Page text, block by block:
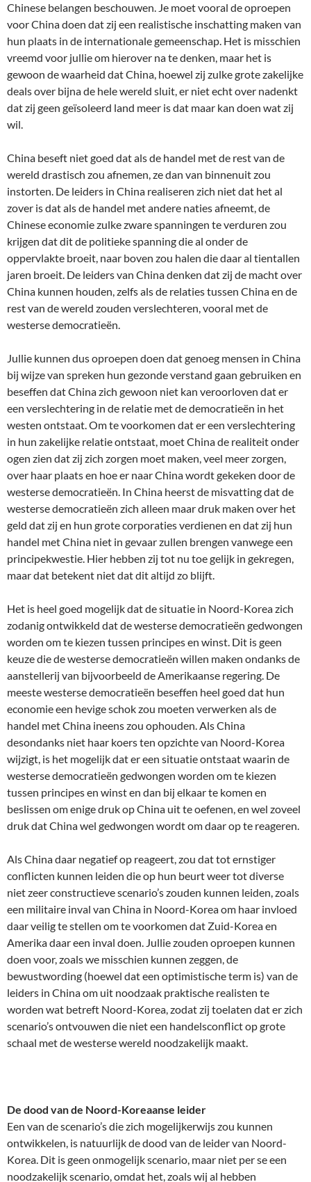
Chinese belangen beschouwen. Je moet vooral de oproepen
voor China doen dat zij een realistische inschatting maken van
hun plaats in de internationale gemeenschap. Het is misschien
vreemd voor jullie om hierover na te denken, maar het is
gewoon de waarheid dat China, hoewel zij zulke grote zakelijke
deals over bijna de hele wereld sluit, er niet echt over nadenkt
dat zij geen geïsoleerd land meer is dat maar kan doen wat zij
wil.
China beseft niet goed dat als de handel met de rest van de
wereld drastisch zou afnemen, ze dan van binnenuit zou
instorten. De leiders in China realiseren zich niet dat het al
zover is dat als de handel met andere naties afneemt, de
Chinese economie zulke zware spanningen te verduren zou
krijgen dat dit de politieke spanning die al onder de
oppervlakte broeit, naar boven zou halen die daar al tientallen
jaren broeit. De leiders van China denken dat zij de macht over
China kunnen houden, zelfs als de relaties tussen China en de
rest van de wereld zouden verslechteren, vooral met de
westerse democratieën.
Jullie kunnen dus oproepen doen dat genoeg mensen in China
bij wijze van spreken hun gezonde verstand gaan gebruiken en
beseffen dat China zich gewoon niet kan veroorloven dat er
een verslechtering in de relatie met de democratieën in het
westen ontstaat. Om te voorkomen dat er een verslechtering
in hun zakelijke relatie ontstaat, moet China de realiteit onder
ogen zien dat zij zich zorgen moet maken, veel meer zorgen,
over haar plaats en hoe er naar China wordt gekeken door de
westerse democratieën. In China heerst de misvatting dat de
westerse democratieën zich alleen maar druk maken over het
geld dat zij en hun grote corporaties verdienen en dat zij hun
handel met China niet in gevaar zullen brengen vanwege een
principekwestie. Hier hebben zij tot nu toe gelijk in gekregen,
maar dat betekent niet dat dit altijd zo blijft.
Het is heel goed mogelijk dat de situatie in Noord-Korea zich
zodanig ontwikkeld dat de westerse democratieën gedwongen
worden om te kiezen tussen principes en winst. Dit is geen
keuze die de westerse democratieën willen maken ondanks de
aanstellerij van bijvoorbeeld de Amerikaanse regering. De
meeste westerse democratieën beseffen heel goed dat hun
economie een hevige schok zou moeten verwerken als de
handel met China ineens zou ophouden. Als China
desondanks niet haar koers ten opzichte van Noord-Korea
wijzigt, is het mogelijk dat er een situatie ontstaat waarin de
westerse democratieën gedwongen worden om te kiezen
tussen principes en winst en dan bij elkaar te komen en
beslissen om enige druk op China uit te oefenen, en wel zoveel
druk dat China wel gedwongen wordt om daar op te reageren.
Als China daar negatief op reageert, zou dat tot ernstiger
conflicten kunnen leiden die op hun beurt weer tot diverse
niet zeer constructieve scenario’s zouden kunnen leiden, zoals
een militaire inval van China in Noord-Korea om haar invloed
daar veilig te stellen om te voorkomen dat Zuid-Korea en
Amerika daar een inval doen. Jullie zouden oproepen kunnen
doen voor, zoals we misschien kunnen zeggen, de
bewustwording (hoewel dat een optimistische term is) van de
leiders in China om uit noodzaak praktische realisten te
worden wat betreft Noord-Korea, zodat zij toelaten dat er zich
scenario’s ontvouwen die niet een handelsconflict op grote
schaal met de westerse wereld noodzakelijk maakt.
De dood van de Noord-Koreaanse leider
Een van de scenario’s die zich mogelijkerwijs zou kunnen
ontwikkelen, is natuurlijk de dood van de leider van Noord-
Korea. Dit is geen onmogelijk scenario, maar niet per se een
noodzakelijk scenario, omdat het, zoals wij al hebben